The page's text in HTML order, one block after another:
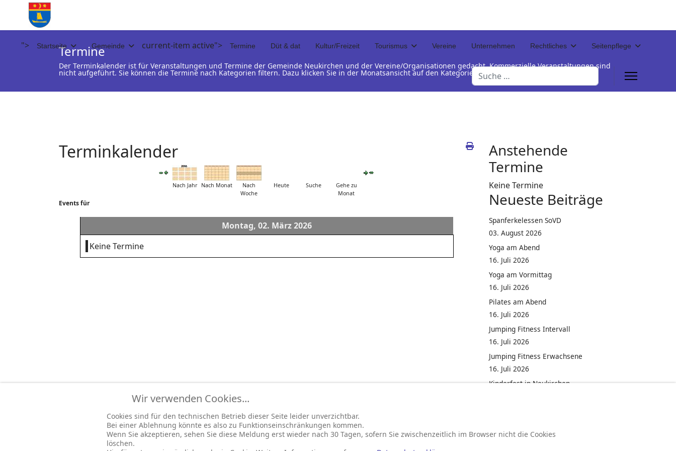
"> Startseite Gemeinde current-item active"> Termine Düt & dat Kultur/Freizeit Tourismus Vereine Unternehmen Rechtliches Seitenpflege
Suchen
Termine
Der Terminkalender ist für Veranstaltungen und Termine der Gemeinde Neukirchen und der Vereine/Organisationen gedacht. Kommerzielle Veranstaltungen sind
nicht aufgeführt. Sie können die Termine nach Kategorien filtern. Dazu klicken Sie in der Monatsansicht auf den Kategorienamen unterhalb der Termintabelle
Terminkalender
Nach Jahr Nach Monat
Nach
Woche
Heute Suche
Gehe zu
Monat
Events für
Montag, 02. März 2026
Keine Termine
Anstehende
Termine
Keine Termine
Neueste Beiträge
Spanferkelessen SoVD
03. August 2026
Yoga am Abend
16. Juli 2026
Yoga am Vormittag
16. Juli 2026
Pilates am Abend
16. Juli 2026
Jumping Fitness Intervall
16. Juli 2026
Jumping Fitness Erwachsene
16. Juli 2026
Kinderfest in Neukirchen
Wir verwenden Cookies...
Cookies sind für den technischen Betrieb dieser Seite leider unverzichtbar.
Bei einer Ablehnung könnte es also zu Funktionseinschränkungen kommen.
Wenn Sie akzeptieren, sehen Sie diese Meldung erst wieder nach 30 Tagen, sofern Sie zwischenzeitlich im Browser nicht die Cookies
löschen.